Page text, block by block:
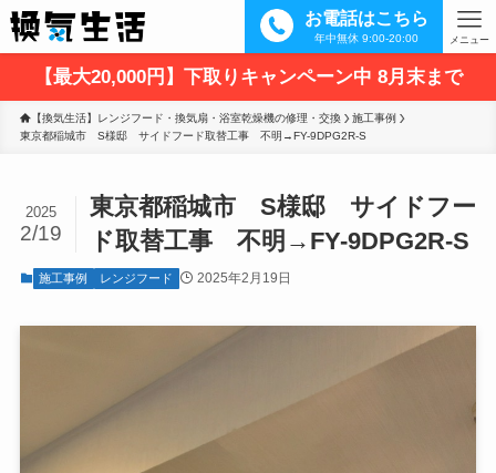
お電話はこちら
年中無休 9:00-20:00 メニュー
【最大20,000円】下取りキャンペーン中 8月末まで
【換気生活】レンジフード・換気扇・浴室乾燥機の修理・交換
施工事例
東京都稲城市　S様邸　サイドフード取替工事　不明→FY-9DPG2R-S
東京都稲城市 S様邸 サイドフー
ド取替工事 不明→FY-9DPG2R-S
2025
2/19
施工事例 レンジフード 2025年2月19日